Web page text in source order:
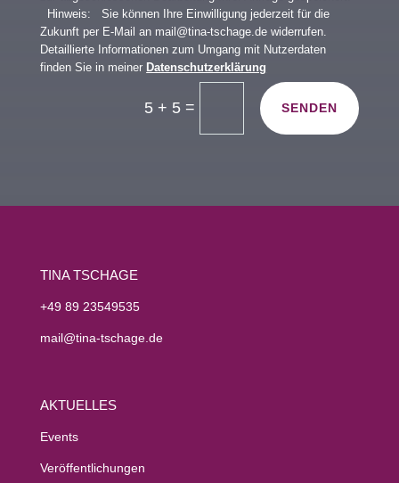
Hinweis: Sie können Ihre Einwilligung jederzeit für die
Zukunft per E-Mail an mail@tina-tschage.de widerrufen.
Detaillierte Informationen zum Umgang mit Nutzerdaten
finden Sie in meiner Datenschutzerklärung
5 + 5 = SENDEN
TINA TSCHAGE
+49 89 23549535
mail@tina-tschage.de
AKTUELLES
Events
Veröffentlichungen